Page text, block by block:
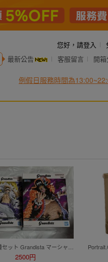
您好， 請登入
最新公告 客服留言 開
例假日服務時間為
2500円